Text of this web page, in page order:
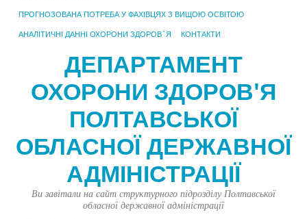
ПРОГНОЗОВАНА ПОТРЕБА У ФАХІВЦЯХ З ВИЩОЮ ОСВІТОЮ
АНАЛІТИЧНІ ДАННІ ОХОРОНИ ЗДОРОВ`Я КОНТАКТИ
ДЕПАРТАМЕНТ
ОХОРОНИ ЗДОРОВ'Я
ПОЛТАВСЬКОЇ
ОБЛАСНОЇ ДЕРЖАВНОЇ
АДМІНІСТРАЦІЇ
Ви завітали на сайт структурного підрозділу Полтавської
обласної державної адміністрації